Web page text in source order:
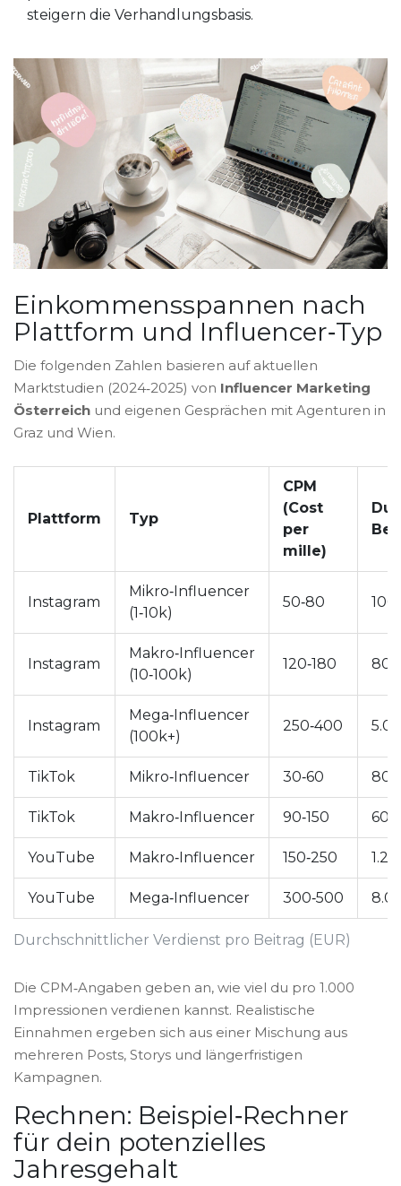
steigern die Verhandlungsbasis.
Einkommensspannen nach
Plattform und Influencer‑Typ
Die folgenden Zahlen basieren auf aktuellen
Marktstudien (2024‑2025) von Influencer Marketing
Österreich und eigenen Gesprächen mit Agenturen in
Graz und Wien.
Durchschnittlicher Verdienst pro Beitrag (EUR)
Plattform Typ
CPM
(Cost
per
mille)
Instagram
Mikro‑Influencer
(1‑10k)
50‑80
Instagram
Makro‑Influencer
(10‑100k)
120‑180
Instagram
Mega‑Influencer
(100k+)
250‑400
TikTok Mikro‑Influencer 30‑60
TikTok Makro‑Influencer 90‑150
YouTube Makro‑Influencer 150‑250
YouTube Mega‑Influencer 300‑500
Die CPM‑Angaben geben an, wie viel du pro 1.000
Impressionen verdienen kannst. Realistische
Einnahmen ergeben sich aus einer Mischung aus
mehreren Posts, Storys und längerfristigen
Kampagnen.
Rechnen: Beispiel‑Rechner
für dein potenzielles
Jahresgehalt